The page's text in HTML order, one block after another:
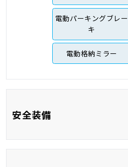
電動パーキングブレー
キ
電動格納ミラー
安全装備